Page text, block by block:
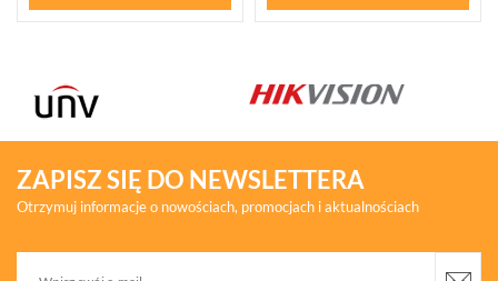
ZAPISZ SIĘ DO NEWSLETTERA
Otrzymuj informacje o nowościach, promocjach i aktualnościach